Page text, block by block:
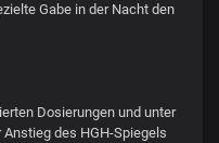
Gabe in der Nacht den
Dosierungen und unter
des HGH-Spiegels